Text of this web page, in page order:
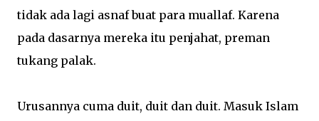
tidak ada lagi asnaf buat para muallaf. Karena
pada dasarnya mereka itu penjahat, preman
tukang palak.
Urusannya cuma duit, duit dan duit. Masuk Islam